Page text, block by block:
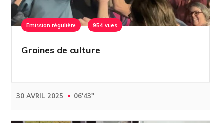
Emission régulière 954 vues
Graines de culture
30 AVRIL 2025 06'43''